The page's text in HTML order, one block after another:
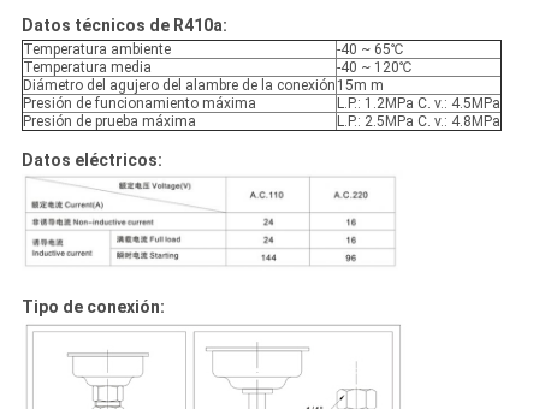
Datos técnicos de R410a:
Temperatura ambiente
-40 ~ 65℃
Temperatura media
-40 ~ 120℃
Diámetro del agujero del alambre de la conexión 15m m
Presión de funcionamiento máxima
L.P.: 1.2MPa C. v.: 4.5MPa
Presión de prueba máxima
L.P.: 2.5MPa C. v.: 4.8MPa
Datos eléctricos:
Tipo de conexión: